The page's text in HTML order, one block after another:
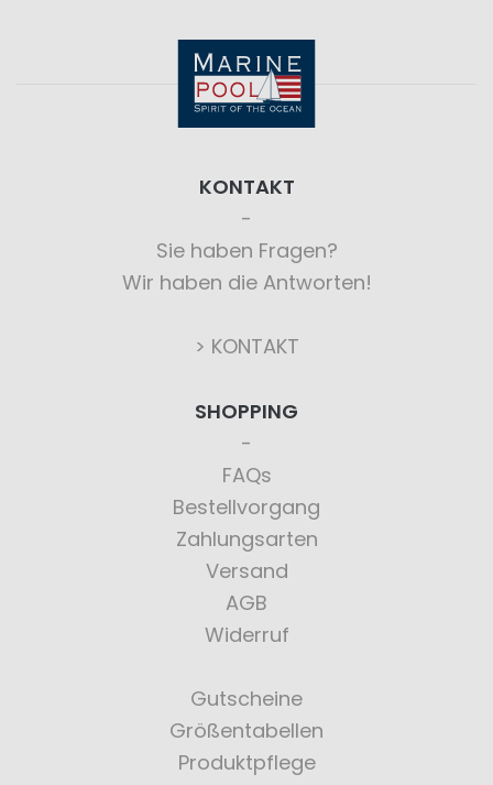
KONTAKT
Sie haben Fragen?
Wir haben die Antworten!
> KONTAKT
SHOPPING
FAQs
Bestellvorgang
Zahlungsarten
Versand
AGB
Widerruf
Gutscheine
Größentabellen
Produktpflege